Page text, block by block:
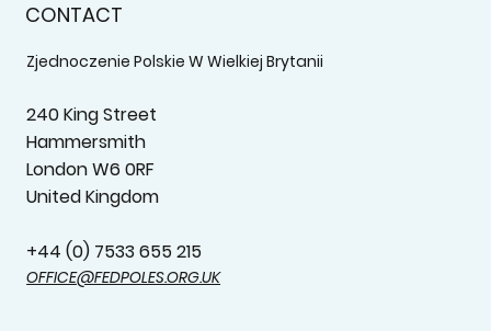
CONTACT
Zjednoczenie Polskie W Wielkiej Brytanii
240 King Street
Hammersmith
London W6 0RF
United Kingdom
+44 (0) 7533 655 215‬
OFFICE@FEDPOLES.ORG.UK